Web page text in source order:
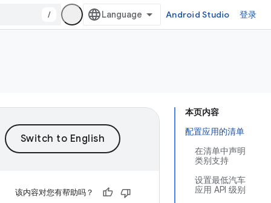
/ Android Studio 登录
本页内容
配置应用的清单
在清单中声明
类别支持
设置最低汽车
应用 API 级别
该内容对您有帮助吗？